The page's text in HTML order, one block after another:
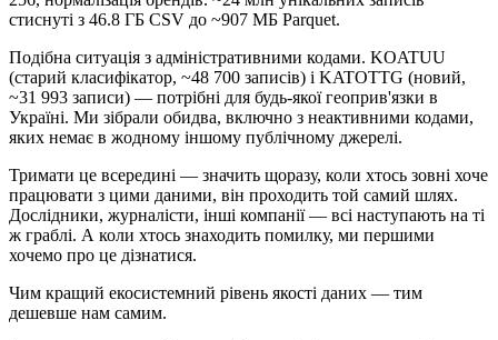
стиснуті з 46.8 ГБ CSV до ~907 МБ Parquet.
Подібна ситуація з адміністративними кодами. KOATUU
(старий класифікатор, ~48 700 записів) і KATOTTG (новий,
~31 993 записи) — потрібні для будь-якої геоприв'язки в
Україні. Ми зібрали обидва, включно з неактивними кодами,
яких немає в жодному іншому публічному джерелі.
Тримати це всередині — значить щоразу, коли хтось зовні хоче
працювати з цими даними, він проходить той самий шлях.
Дослідники, журналісти, інші компанії — всі наступають на ті
ж граблі. А коли хтось знаходить помилку, ми першими
хочемо про це дізнатися.
Чим кращий екосистемний рівень якості даних — тим
дешевше нам самим.